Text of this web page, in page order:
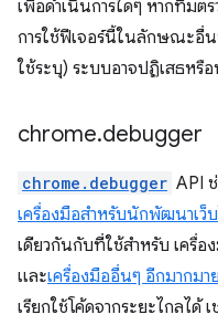
เพื่อดำเนินการใดๆ หากทีมต
การใช้ฟีเจอร์นี้ในลักษณะอื่
ใช้ระบุ) ระบบอาจปฏิเสธหรื
chrome.debugger
chrome.debugger API
เครื่องมือสำหรับนักพัฒนาเว็
เดียวกันกับที่ใช้สำหรับ เครื่
และเครื่องมืออื่นๆ อีกมากมาย
เรียกใช้โค้ดจากระยะไกลได้